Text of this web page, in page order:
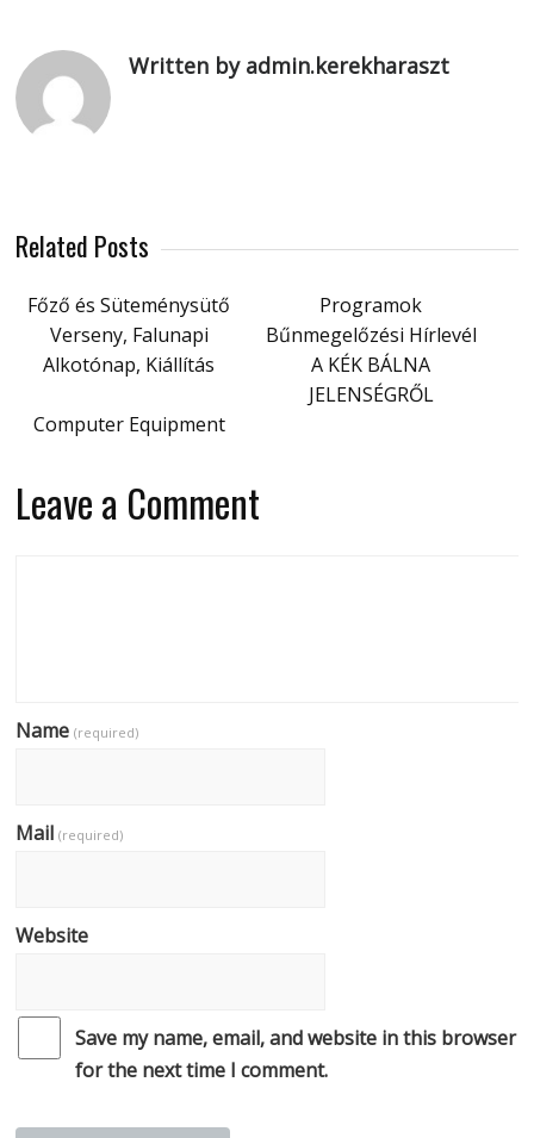
Written by admin.kerekharaszt
Related Posts
Főző és Süteménysütő
Verseny, Falunapi
Alkotónap, Kiállítás
Programok
Bűnmegelőzési Hírlevél
A KÉK BÁLNA
JELENSÉGRŐL
Computer Equipment
Leave a Comment
Name(required)
Mail(required)
Website
Save my name, email, and website in this browser
for the next time I comment.